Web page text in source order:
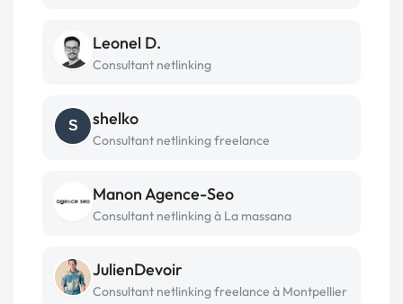
Leonel D.
Consultant netlinking
S shelko
Consultant netlinking freelance
Manon Agence-Seo
Consultant netlinking à La massana
JulienDevoir
Consultant netlinking freelance à Montpellier